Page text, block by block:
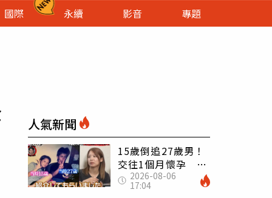
國際 永續 影音 專題
人氣新聞
15歲倒追27歲男！
交往1個月懷孕 36
歲當阿嬤故事曝光
2026-08-06
17:04